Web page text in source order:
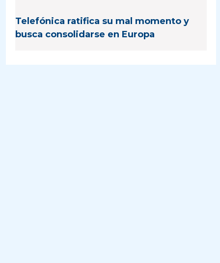
Telefónica ratifica su mal momento y
busca consolidarse en Europa